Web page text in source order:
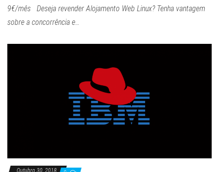
9€/mês Deseja revender Alojamento Web Linux? Tenha vantagem
sobre a concorrência e…
Outubro 30, 2018